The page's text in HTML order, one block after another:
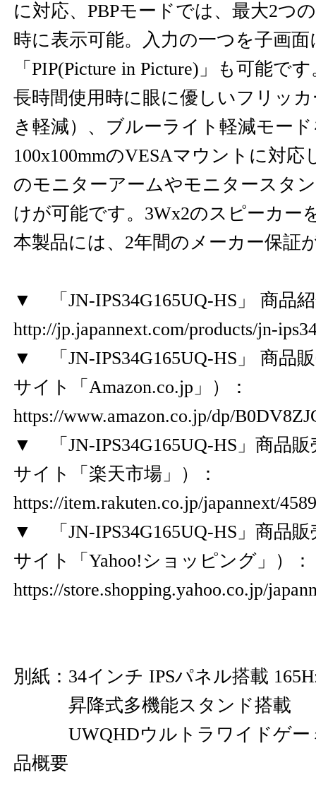
に対応、PBPモードでは、最大2つ
時に表示可能。入力の一つを子画
「PIP(Picture in Picture)」も可能で
長時間使用時に眼に優しいフリッ
き軽減）、ブルーライト軽減モー
100x100mmのVESAマウントに対
のモニターアームやモニタースタ
けが可能です。3Wx2のスピーカー
本製品には、2年間のメーカー保証
▼ 「JN-IPS34G165UQ-HS」 商品
http://jp.japannext.com/products/jn-
▼ 「JN-IPS34G165UQ-HS」 商品
サイト「Amazon.co.jp」）：
https://www.amazon.co.jp/dp/
▼ 「JN-IPS34G165UQ-HS」商品
サイト「楽天市場」）：
https://item.rakuten.co.jp/japannext/
▼ 「JN-IPS34G165UQ-HS」商品
サイト「Yahoo!ショッピング」）：
https://store.shopping.yahoo.co.jp/
別紙：34インチ IPSパネル搭載
昇降式多機能スタンド搭載
UWQHDウルトラワイドゲー
品概要